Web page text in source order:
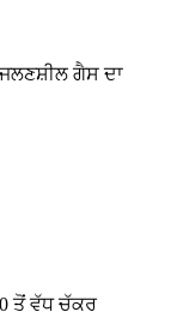
ਗੈਸ ਦਾ
ਤੋਂ ਵੱਧ ਚੱਕਰ